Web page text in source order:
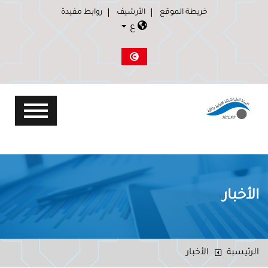
خريطة الموقع الأرشيف روابط مفيدة
ع
الأخبار
الرئيسبة الأخبار